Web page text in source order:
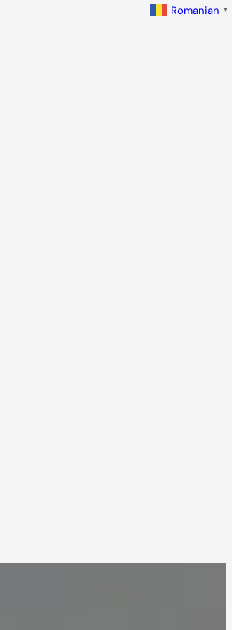
Romanian ▼